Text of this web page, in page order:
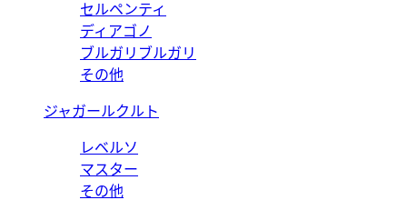
セルペンティ
ディアゴノ
ブルガリブルガリ
その他
ジャガールクルト
レベルソ
マスター
その他